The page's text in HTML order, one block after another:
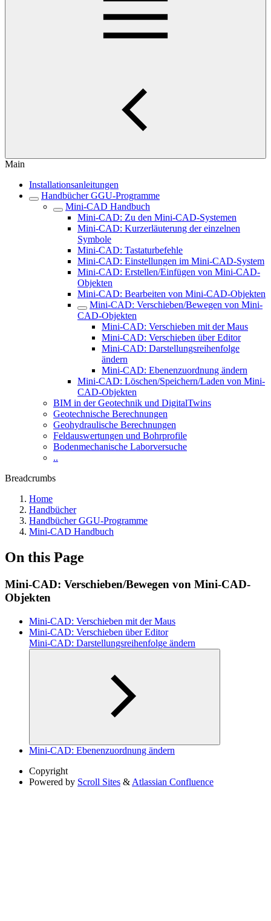
Main
Installationsanleitungen
Handbücher GGU-Programme
Mini-CAD Handbuch
Mini-CAD: Zu den Mini-CAD-Systemen
Mini-CAD: Kurzerläuterung der einzelnen
Symbole
Mini-CAD: Tastaturbefehle
Mini-CAD: Einstellungen im Mini-CAD-System
Mini-CAD: Erstellen/Einfügen von Mini-CAD-
Objekten
Mini-CAD: Bearbeiten von Mini-CAD-Objekten
Mini-CAD: Verschieben/Bewegen von Mini-
CAD-Objekten
Mini-CAD: Verschieben mit der Maus
Mini-CAD: Verschieben über Editor
Mini-CAD: Darstellungsreihenfolge
ändern
Mini-CAD: Ebenenzuordnung ändern
Mini-CAD: Löschen/Speichern/Laden von Mini-
CAD-Objekten
BIM in der Geotechnik und DigitalTwins
Geotechnische Berechnungen
Geohydraulische Berechnungen
Feldauswertungen und Bohrprofile
Bodenmechanische Laborversuche
..
Breadcrumbs
Home
Handbücher
Handbücher GGU-Programme
Mini-CAD Handbuch
On this Page
Mini-CAD: Verschieben/Bewegen von Mini-CAD-
Objekten
Mini-CAD: Verschieben mit der Maus
Mini-CAD: Verschieben über Editor
Mini-CAD: Darstellungsreihenfolge ändern
Mini-CAD: Ebenenzuordnung ändern
Copyright
Powered by Scroll Sites & Atlassian Confluence